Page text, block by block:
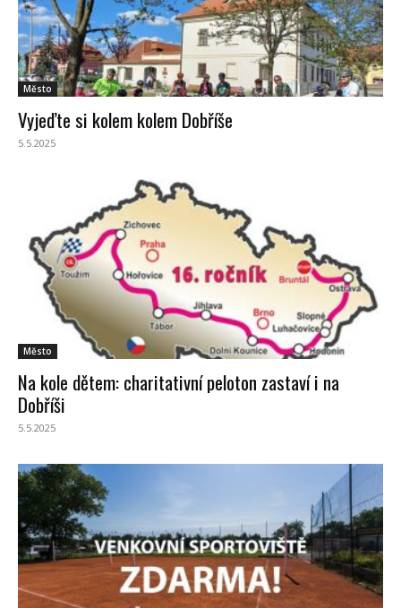
Město
Vyjeďte si kolem kolem Dobříše
5.5.2025
Město
Na kole dětem: charitativní peloton zastaví i na
Dobříši
5.5.2025